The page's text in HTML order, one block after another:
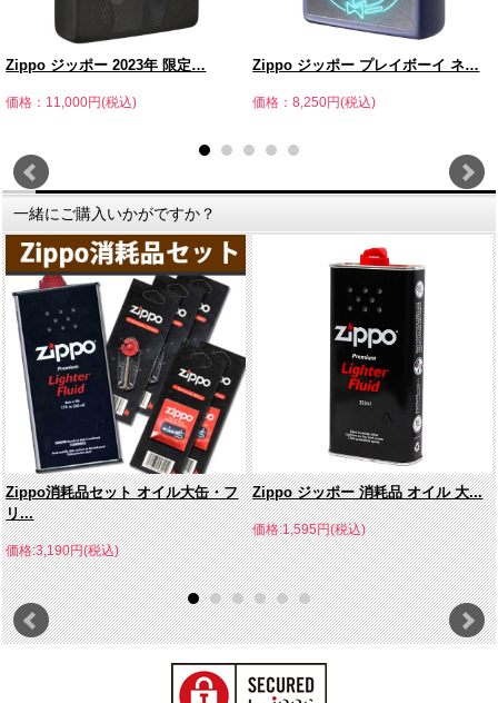
Zippo ジッポー 2023年 限定…
価格：11,000円(税込)
Zippo ジッポー プレイボーイ ネ…
価格：8,250円(税込)
一緒にご購入いかがですか？
Zippo消耗品セット オイル大缶・フ
リ...
価格:3,190円(税込)
Zippo ジッポー 消耗品 オイル 大...
価格:1,595円(税込)